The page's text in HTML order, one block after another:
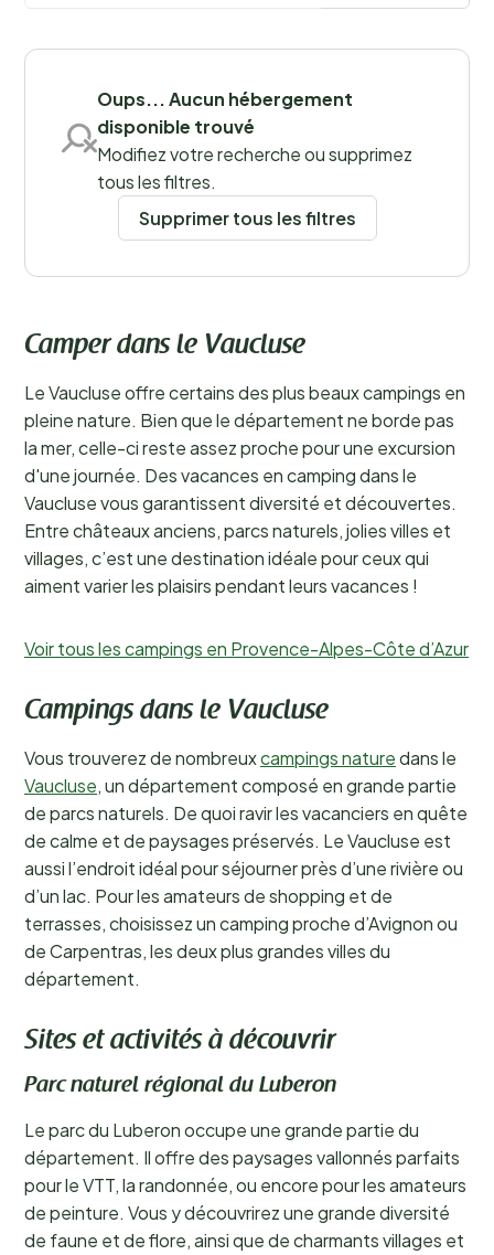
Lieux
Sauvegarder les filtres
Oups... Aucun hébergement
disponible trouvé
Modifiez votre recherche ou supprimez
tous les filtres.
Supprimer tous les filtres
Camper dans le Vaucluse
Le Vaucluse offre certains des plus beaux campings en
pleine nature. Bien que le département ne borde pas
la mer, celle-ci reste assez proche pour une excursion
d'une journée. Des vacances en camping dans le
Vaucluse vous garantissent diversité et découvertes.
Entre châteaux anciens, parcs naturels, jolies villes et
villages, c’est une destination idéale pour ceux qui
aiment varier les plaisirs pendant leurs vacances !
Voir tous les campings en Provence-Alpes-Côte d’Azur
Campings dans le Vaucluse
Vous trouverez de nombreuxcampings naturedans le
Vaucluse, un département composé en grande partie
de parcs naturels. De quoi ravir les vacanciers en quête
de calme et de paysages préservés. Le Vaucluse est
aussi l’endroit idéal pour séjourner près d’une rivière ou
d’un lac. Pour les amateurs de shopping et de
terrasses, choisissez un camping proche d’Avignon ou
de Carpentras, les deux plus grandes villes du
département.
Sites et activités à découvrir
Parc naturel régional du Luberon
Le parc du Luberon occupe une grande partie du
département. Il offre des paysages vallonnés parfaits
pour le VTT, la randonnée, ou encore pour les amateurs
de peinture. Vous y découvrirez une grande diversité
de faune et de flore, ainsi que de charmants villages et